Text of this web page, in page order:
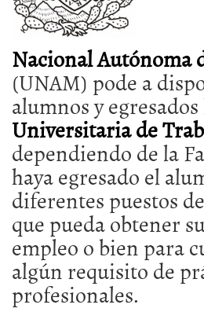
Nacional Autónoma
(UNAM) pode a
alumnos y
Universitaria de
dependiendo de la
haya egresado el
diferentes puestos
que pueda obtener
empleo o bien para
algún requisito de
profesionales.